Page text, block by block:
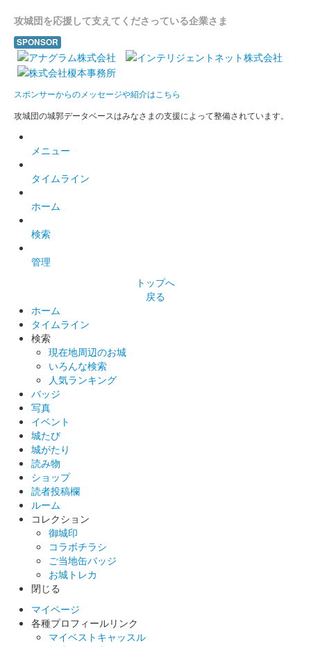
攻城団を応援して支えてくださっている企業さま
SPONSOR
スポンサーからのメッセージや紹介はこちら
攻城団の城郭データベースはみなさまの支援によって整備されています。
メニュー
タイムライン
ホーム
検索
管理
トップへ
戻る
ホーム
タイムライン
検索
現在地周辺のお城
いろんな検索
人気ランキング
バッジ
写真
イベント
城たび
城がたり
読み物
ショップ
読者投稿欄
ルーム
コレクション
御城印
コラボチラシ
ご当地缶バッジ
お城トレカ
閉じる
マイページ
各種プロフィールリンク
マイベストキャッスル